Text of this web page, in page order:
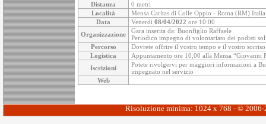
Distanza
0 metri
Località
Mensa Caritas di Colle Oppio - Roma (RM) Italia
Data
Venerdì 08/04/2022 ore 10:00
Organizzazione
Gara inserita da: Buonfiglio Raffaele
Periodico impegno di volontariato dei podisti
Percorso
Dovrete offrire il vostro tempo e il vostro sorriso
Logistica
Appuntamento ore 10,00 alla Mensa
Iscrizioni
Potete rivolgervi per maggiori informazioni a
impegnato nel servizio
Web
Risoluzione minima: 1024 x 768 - ©